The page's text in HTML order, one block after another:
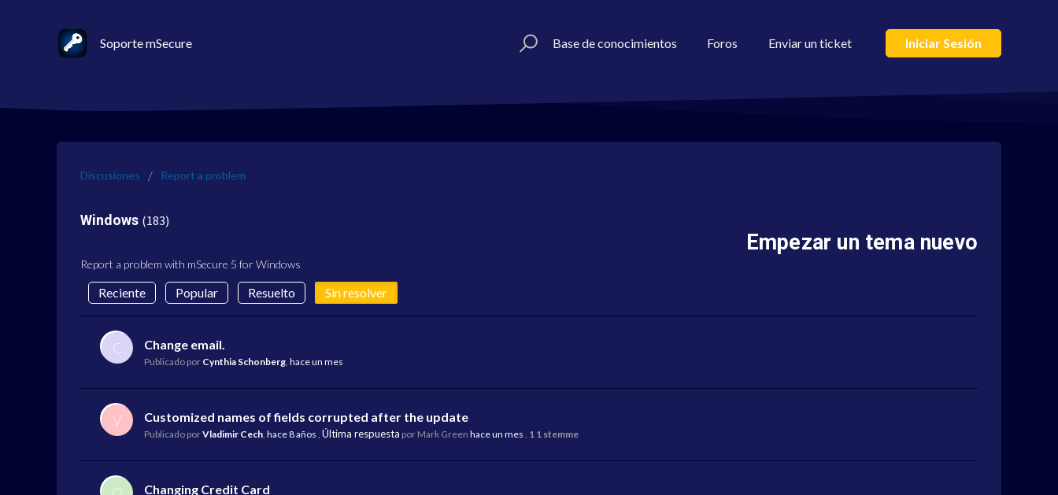
Soporte mSecure Base de conocimientos Foros Enviar un ticket Iniciar Sesión
Discusiones Report a problem
Windows 183
Empezar un tema nuevo
Report a problem with mSecure 5 for Windows
Reciente Popular Resuelto Sin resolver
C Change email.
Publicado por Cynthia Schonberg, hace un mes
V Customized names of fields corrupted after the update
Publicado porVladimir Cech, hace 8 años , Última respuesta por Mark Green hace un mes , 1 1 stemme
Changing Credit Card